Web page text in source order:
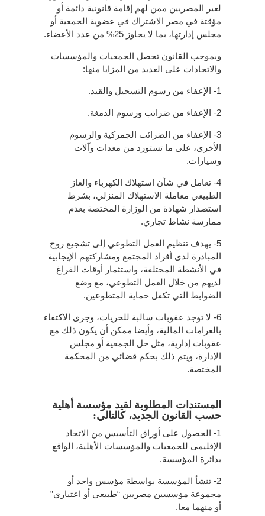
لغير المصريين ممن لهم إقامة قانونية دائمة أو
مؤقتة في مصر الاشتراك في عضوية الجمعية أو
مجلس إدارتها، بما لا يجاوز 25% من عدد الأعضاء.
وبموجب القانون تحصل الجمعيات والمؤسسات
والاتحادات على العديد من المزايا منها:
1- الإعفاء من رسوم التسجيل والقيد.
2- الإعفاء من ضرائب ورسوم الدمغة.
3- الإعفاء من الضرائب الجمركية والرسوم
الأخرى، على ما تستورد من معدات وآلات
وسيارات.
4- تعامل في شأن استهلاك الكهرباء والغاز
الطبيعي معاملة الاستهلاك المنزلي، بشرط
استصدار شهادة من الوزارة المختصة بعدم
ممارسة نشاط تجاري.
5- يهدف تنظيم العمل التطوعي إلى تشجيع روح
المبادرة لدى أفراد المجتمع ومشاركتهم الإيجابية
في الأنشطة المختلفة، واستثمار أوقات الفراغ
لديهم من خلال العمل التطوعي، مع وضع
الضوابط التي تكفل حماية المتطوعين.
6- لا توجد عقوبات سالبة للحريات، وجرى الاكتفاء
بالغرامات المالية، وأيضا ممكن أن يكون ذلك مع
عقوبات إدارية، مثل حل الجمعية أو مجلس
الإدارة، ويتم ذلك بحكم قضائي من المحكمة
المختصة.
المستندات المطلوبة لقيد مؤسسة أهلية
حسب القانون الجديد، كالتالي:
1- الحصول على أوراق التأسيس من الاتحاد
الإقليمى للجمعيات والمؤسسات الأهلية، الواقع
بدائرة المؤسسة.
2- تنشأ المؤسسة بواسطة مؤسس واحد أو
مجموعة مؤسسين مصريين “طبيعي أو اعتباري”
أو منهما معا.